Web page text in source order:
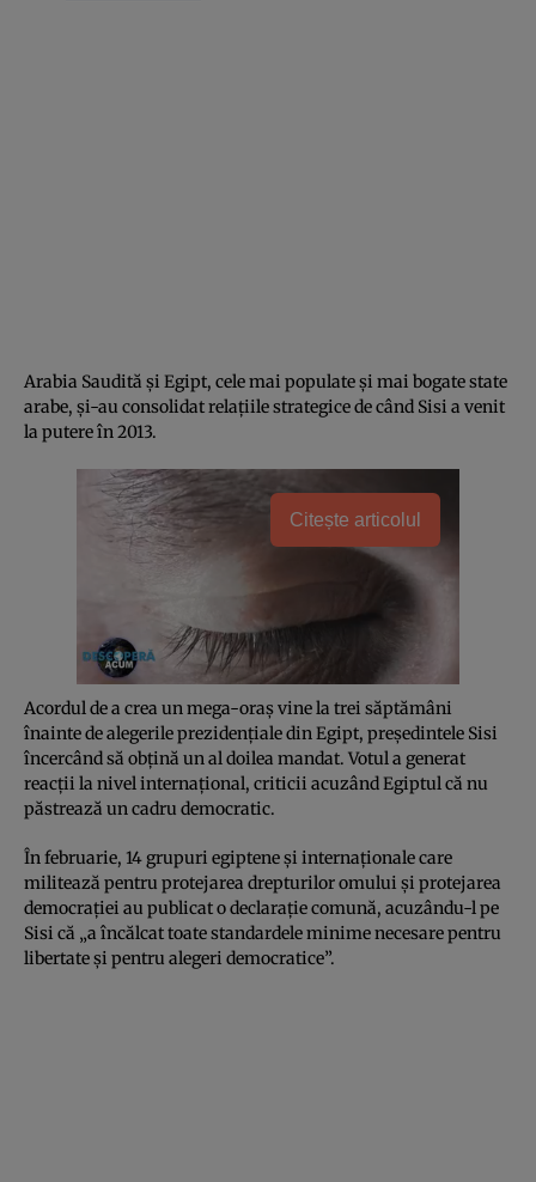
Arabia Saudită şi Egipt, cele mai populate şi mai bogate state
arabe, şi-au consolidat relaţiile strategice de când Sisi a venit
la putere în 2013.
Citește articolul
Acordul de a crea un mega-oraş vine la trei săptămâni
înainte de alegerile prezidenţiale din Egipt, preşedintele Sisi
încercând să obţină un al doilea mandat. Votul a generat
reacţii la nivel internaţional, criticii acuzând Egiptul că nu
păstrează un cadru democratic.
În februarie, 14 grupuri egiptene şi internaţionale care
militează pentru protejarea drepturilor omului şi protejarea
democraţiei au publicat o declaraţie comună, acuzându-l pe
Sisi că „a încălcat toate standardele minime necesare pentru
libertate şi pentru alegeri democratice”.